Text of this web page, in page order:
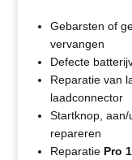
Gebarsten of
vervangen
Defecte
Reparatie van
laadconnector
Startknop,
repareren
Reparatie Pro